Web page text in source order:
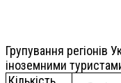
Групування регіонів
іноземними